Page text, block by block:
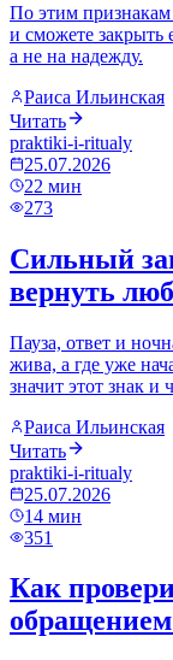
По этим признакам
и сможете закрыть
а не на надежду.
Раиса Ильинская
Читать
praktiki-i-ritualy
25.07.2026
22 мин
273
Сильный
вернуть
Пауза, ответ и
жива, а где уже
значит этот знак и
Раиса Ильинская
Читать
praktiki-i-ritualy
25.07.2026
14 мин
351
Как